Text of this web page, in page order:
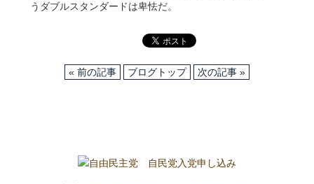
うダブルスタンダードは卑怯だ。
« 前の記事 ブログトップ 次の記事 »